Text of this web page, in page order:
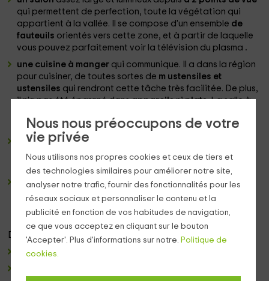
Nous nous préoccupons de votre
vie privée
Nous utilisons nos propres cookies et ceux de tiers et
des technologies similaires pour améliorer notre site,
analyser notre trafic, fournir des fonctionnalités pour les
réseaux sociaux et personnaliser le contenu et la
publicité en fonction de vos habitudes de navigation,
ce que vous acceptez en cliquant sur le bouton
'Accepter'. Plus d'informations sur notre. Politique de
cookies.
qui permettent de perfection, toute la végétation qui
appartient à la vallée. Il se compose d'un ensemble de
fauteuils orientés vers cette zone, et à partir de laquelle
vous pouvez parfaitement voir la télévision du plasma .
une cuisine à manger qui communique. Il a dans la région
pour cuisiner, de toutes sortes de m ustensiles et
ustensiles qui rendront cette tâche très facilitée. De plus,
il n'a pas été épargné dansappareilsniplats. La salle à
banques.
Une salle de bain complète
tous les nécessaires, ainsi que les différents jeux de
serviettes
une ou 2 chambres qui peuvent être construitesà partir
d'un lit
Mariage
dans chacun ou des lits individuels. Le
Déjà dans les zones extérieures , vous apprécierez:
Uneterrasse avec table et chaises.